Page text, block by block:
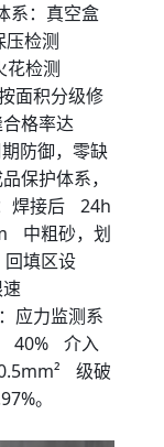
：真空盒
检测
花检测
面积分级修
格率达
防御，零缺
保护体系，
焊接后 24h
中粗砂，划
填区设
应力监测系
40% 介入
级破
。